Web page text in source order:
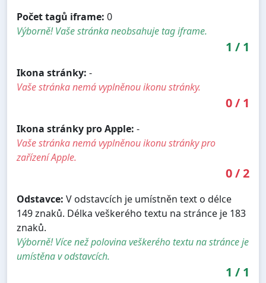
Počet tagů iframe: 0
Výborně! Vaše stránka neobsahuje tag iframe.
1 / 1
Ikona stránky: -
Vaše stránka nemá vyplněnou ikonu stránky.
0/ 1
Ikona stránky pro Apple: -
Vaše stránka nemá vyplněnou ikonu stránky pro
zařízení Apple.
0/2
Odstavce: V odstavcích je umístněn text o délce
149 znaků. Délka veškerého textu na stránce je 183
znaků.
Výborně! Více než polovina veškerého textu na stránce je
umístěna v odstavcích.
1 / 1